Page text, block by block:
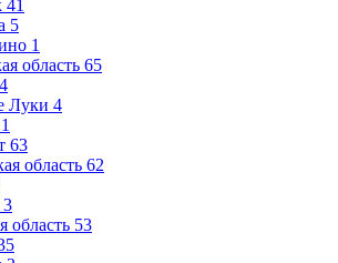
41
5
1
область 65
Луки 4
1
63
область 62
3
область 53